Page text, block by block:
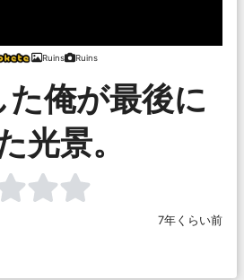
Ruins Ruins
俺が最後に
光景。
7年くらい前